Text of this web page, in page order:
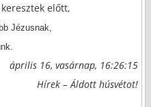
előtt,
Jézusnak,
április 16, vasárnap, 16:26:15
Hírek – Áldott húsvétot!